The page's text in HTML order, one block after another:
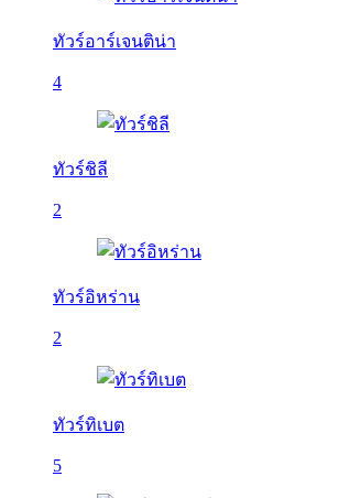
ทัวร์อาร์เจนติน่า
4
ทัวร์ชิลี
2
ทัวร์อิหร่าน
2
ทัวร์ทิเบต
5